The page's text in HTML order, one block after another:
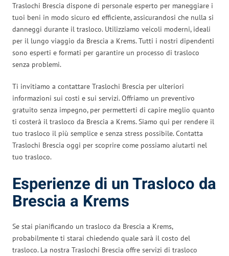
Traslochi Brescia dispone di personale esperto per maneggiare i
tuoi beni in modo sicuro ed efficiente, assicurandosi che nulla si
danneggi durante il trasloco. Utilizziamo veicoli moderni, ideali
per il lungo viaggio da Brescia a Krems. Tutti i nostri dipendenti
sono esperti e formati per garantire un processo di trasloco
senza problemi.
Ti invitiamo a contattare Traslochi Brescia per ulteriori
informazioni sui costi e sui servizi. Offriamo un preventivo
gratuito senza impegno, per permetterti di capire meglio quanto
ti costerà il trasloco da Brescia a Krems. Siamo qui per rendere il
tuo trasloco il più semplice e senza stress possibile. Contatta
Traslochi Brescia oggi per scoprire come possiamo aiutarti nel
tuo trasloco.
Esperienze di un Trasloco da
Brescia a Krems
Se stai pianificando un trasloco da Brescia a Krems,
probabilmente ti starai chiedendo quale sarà il costo del
trasloco. La nostra Traslochi Brescia offre servizi di trasloco